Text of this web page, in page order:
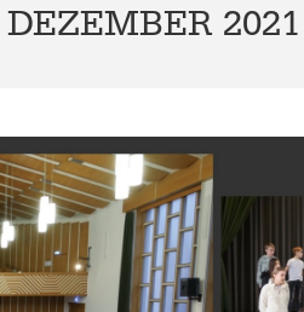
2021